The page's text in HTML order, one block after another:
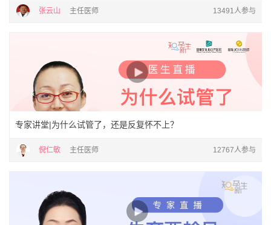
张云山 主任医师 13491人参与
专家讲堂|为什么试管了，还是反复怀不上？
倪仁敏 主任医师 12767人参与